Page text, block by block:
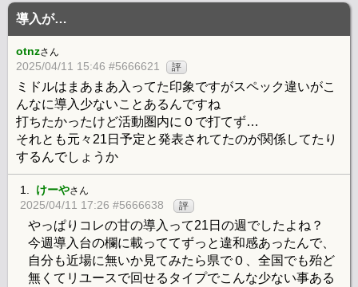
導入が…
otnzさん
2025/04/11 15:46 #5666621 評
ミドルはまあまあ入ってた印象ですがスペック違いがこ
んなに導入少ないことあるんですね
打ちたかったけど活動圏内に０で打てず…
それとも元々21日予定と発表されてたのが関係してたり
するんでしょうか
1. けーやさん
2025/04/11 17:26 #5666638 評
やっぱりコレの甘の導入って21日の週でしたよね？
今週導入台の欄に載っててずっと違和感あったんで、
自分も近場に無いか見てみたら県で０、全国でも殆ど
無くてリユースで回せるタイプでこんな少ない事ある